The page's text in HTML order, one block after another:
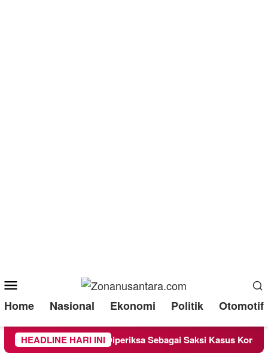
Menu
Home Nasional Ekonomi Politik Otomotif
HEADLINE HARI INI
Lounge Chandra Diperiksa Sebagai Saksi Kasus Korupsi